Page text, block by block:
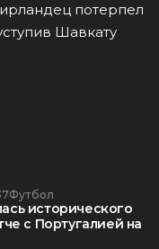
потерпел
Шавкату
Футбол
исторического
с Португалией на